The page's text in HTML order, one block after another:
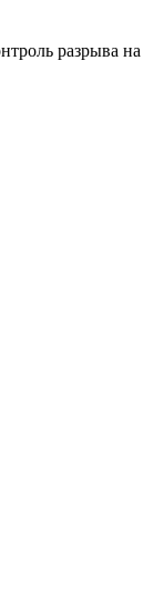
разрыва на